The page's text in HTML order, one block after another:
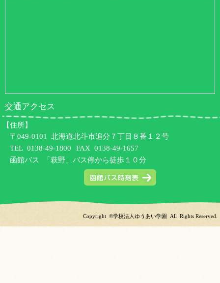
交通アクセス
【住所】
〒049-0101 北海道北斗市追分７丁目８番１２号
TEL 0138-49-1800
FAX 0138-49-1657
函館バス 「萩野」バス停から徒歩１０分
Copyright ©学校法人ゆうあい学園 All Rights Reserved.